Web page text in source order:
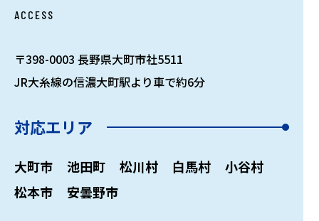
ACCESS
〒398-0003 長野県大町市社5511
JR大糸線の信濃大町駅より車で約6分
対応エリア
大町市 池田町 松川村 白馬村
小谷村
松本市
安曇野市